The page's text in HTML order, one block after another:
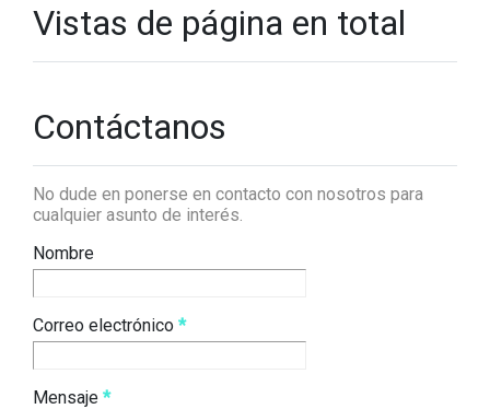
Vistas de página en total
Contáctanos
No dude en ponerse en contacto con nosotros para
cualquier asunto de interés.
Nombre
Correo electrónico *
Mensaje *